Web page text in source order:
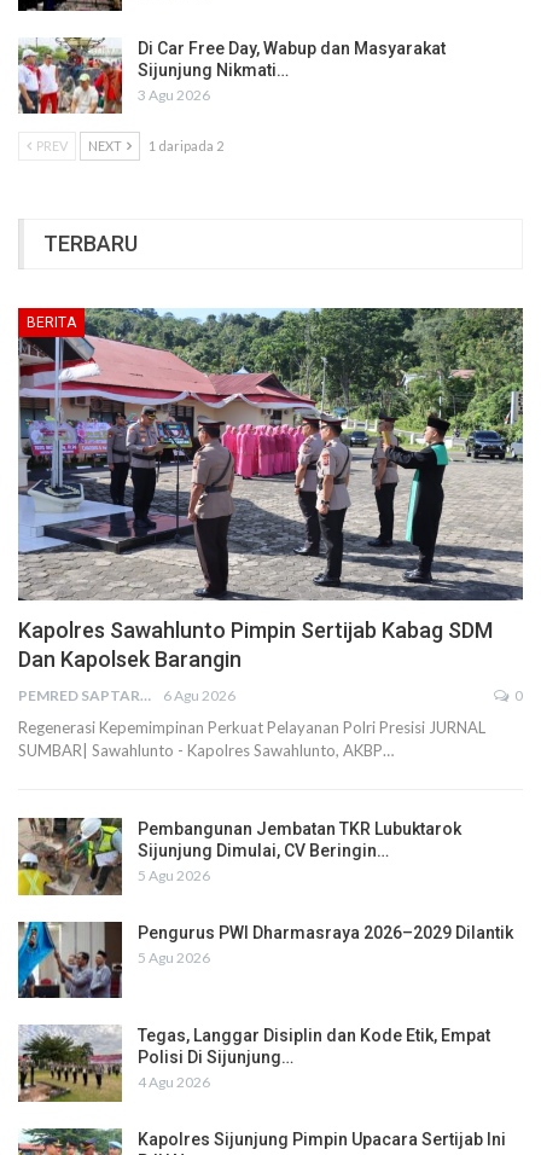
Di Car Free Day, Wabup dan Masyarakat
Sijunjung Nikmati…
3 Agu 2026
PREV NEXT 1 daripada 2
TERBARU
BERITA
Kapolres Sawahlunto Pimpin Sertijab Kabag SDM
Dan Kapolsek Barangin
PEMRED SAPTARIUS 6 Agu 2026 0
Regenerasi Kepemimpinan Perkuat Pelayanan Polri Presisi JURNAL
SUMBAR| Sawahlunto - Kapolres Sawahlunto, AKBP…
Pembangunan Jembatan TKR Lubuktarok
Sijunjung Dimulai, CV Beringin…
5 Agu 2026
Pengurus PWI Dharmasraya 2026–2029 Dilantik
5 Agu 2026
Tegas, Langgar Disiplin dan Kode Etik, Empat
Polisi Di Sijunjung…
4 Agu 2026
Kapolres Sijunjung Pimpin Upacara Sertijab Ini